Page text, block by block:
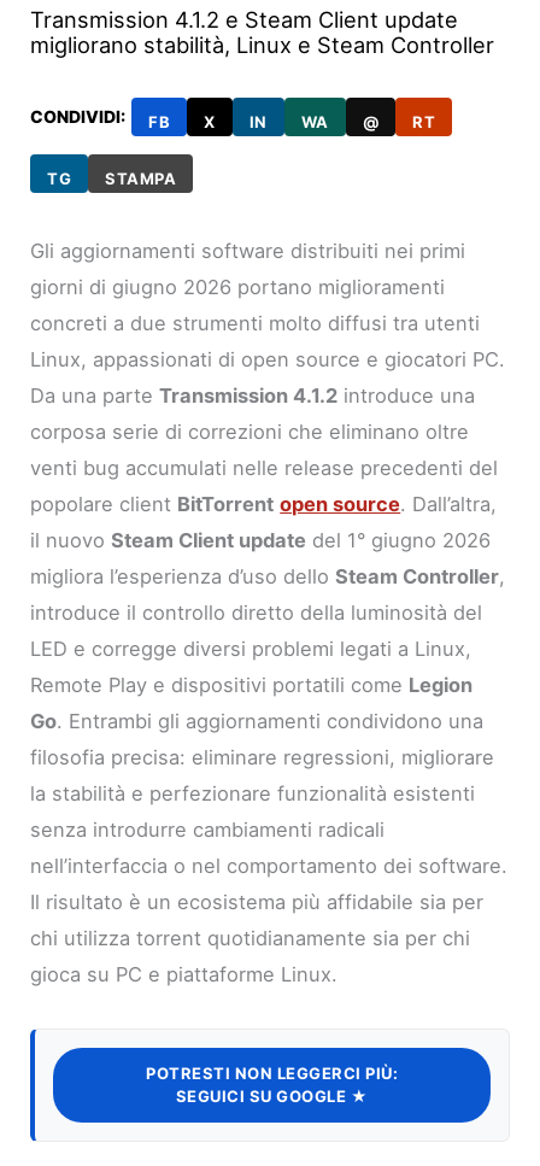
Transmission 4.1.2 e Steam Client update
migliorano stabilità, Linux e Steam Controller
CONDIVIDI: FB X IN WA @ RT
TG STAMPA
Gli aggiornamenti software distribuiti nei primi
giorni di giugno 2026 portano miglioramenti
concreti a due strumenti molto diffusi tra utenti
Linux, appassionati di open source e giocatori PC.
Da una parteTransmission 4.1.2 introduce una
corposa serie di correzioni che eliminano oltre
venti bug accumulati nelle release precedenti del
popolare client BitTorrent open source. Dall’altra,
il nuovoSteam Client update del 1° giugno 2026
migliora l’esperienza d’uso delloSteam Controller,
introduce il controllo diretto della luminosità del
LED e corregge diversi problemi legati a Linux,
Remote Play e dispositivi portatili come Legion
Go. Entrambi gli aggiornamenti condividono una
filosofia precisa: eliminare regressioni, migliorare
la stabilità e perfezionare funzionalità esistenti
senza introdurre cambiamenti radicali
nell’interfaccia o nel comportamento dei software.
Il risultato è un ecosistema più affidabile sia per
chi utilizza torrent quotidianamente sia per chi
gioca su PC e piattaforme Linux.
POTRESTI NON LEGGERCI PIÙ:
SEGUICI SU GOOGLE ★